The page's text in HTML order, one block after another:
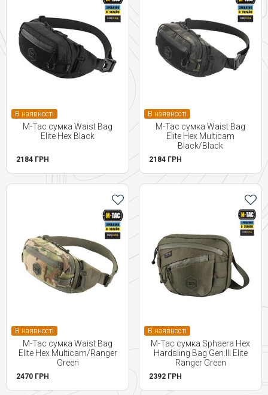
В наявності
M-Tac сумка Waist Bag
Elite Hex Black
2184 ГРН
В наявності
M-Tac сумка Waist Bag
Elite Hex Multicam
Black/Black
2184 ГРН
В наявності
M-Tac сумка Waist Bag
Elite Hex Multicam/Ranger
Green
2470 ГРН
В наявності
M-Tac сумка Sphaera Hex
Hardsling Bag Gen.III Elite
Ranger Green
2392 ГРН